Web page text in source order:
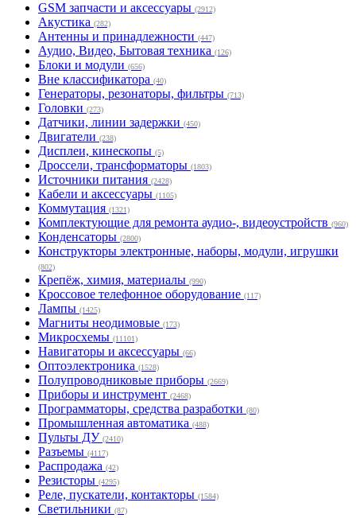
GSM запчасти и аксессуары (2912)
Акустика (282)
Антенны и принадлежности (447)
Аудио, Видео, Бытовая техника (126)
Блоки и модули (656)
Вне классификатора (40)
Генераторы, резонаторы, фильтры (713)
Головки (273)
Датчики, линии задержки (450)
Двигатели (238)
Дисплеи, кинескопы (5)
Дроссели, трансформаторы (1803)
Источники питания (2428)
Кабели и аксессуары (1105)
Коммутация (1321)
Комплектующие для ремонта аудио-, видеоустройств (960)
Конденсаторы (2800)
Конструкторы электронные, наборы, модули, игрушки
(802)
Крепёж, химия, материалы (990)
Кроссовое телефонное оборудование (117)
Лампы (1425)
Магниты неодимовые (173)
Микросхемы (11101)
Навигаторы и аксессуары (66)
Оптоэлектроника (1528)
Полупроводниковые приборы (2669)
Приборы и инструмент (2468)
Программаторы, средства разработки (80)
Промышленная автоматика (488)
Пульты ДУ (2410)
Разъемы (4117)
Распродажа (42)
Резисторы (4295)
Реле, пускатели, контакторы (1584)
Светильники (87)